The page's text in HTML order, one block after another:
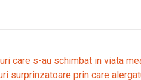
care s-au schimbat in viata
surprinzatoare prin care